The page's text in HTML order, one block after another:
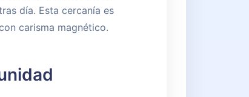
día. Esta cercanía es
carisma magnético.